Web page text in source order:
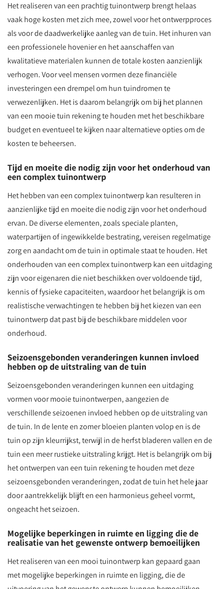
Het realiseren van een prachtig tuinontwerp brengt helaas
vaak hoge kosten met zich mee, zowel voor het ontwerpproces
als voor de daadwerkelijke aanleg van de tuin. Het inhuren van
een professionele hovenier en het aanschaffen van
kwalitatieve materialen kunnen de totale kosten aanzienlijk
verhogen. Voor veel mensen vormen deze financiële
investeringen een drempel om hun tuindromen te
verwezenlijken. Het is daarom belangrijk om bij het plannen
van een mooie tuin rekening te houden met het beschikbare
budget en eventueel te kijken naar alternatieve opties om de
kosten te beheersen.
Tijd en moeite die nodig zijn voor het onderhoud van
een complex tuinontwerp
Het hebben van een complex tuinontwerp kan resulteren in
aanzienlijke tijd en moeite die nodig zijn voor het onderhoud
ervan. De diverse elementen, zoals speciale planten,
waterpartijen of ingewikkelde bestrating, vereisen regelmatige
zorg en aandacht om de tuin in optimale staat te houden. Het
onderhouden van een complex tuinontwerp kan een uitdaging
zijn voor eigenaren die niet beschikken over voldoende tijd,
kennis of fysieke capaciteiten, waardoor het belangrijk is om
realistische verwachtingen te hebben bij het kiezen van een
tuinontwerp dat past bij de beschikbare middelen voor
onderhoud.
Seizoensgebonden veranderingen kunnen invloed
hebben op de uitstraling van de tuin
Seizoensgebonden veranderingen kunnen een uitdaging
vormen voor mooie tuinontwerpen, aangezien de
verschillende seizoenen invloed hebben op de uitstraling van
de tuin. In de lente en zomer bloeien planten volop en is de
tuin op zijn kleurrijkst, terwijl in de herfst bladeren vallen en de
tuin een meer rustieke uitstraling krijgt. Het is belangrijk om bij
het ontwerpen van een tuin rekening te houden met deze
seizoensgebonden veranderingen, zodat de tuin het hele jaar
door aantrekkelijk blijft en een harmonieus geheel vormt,
ongeacht het seizoen.
Mogelijke beperkingen in ruimte en ligging die de
realisatie van het gewenste ontwerp bemoeilijken
Het realiseren van een mooi tuinontwerp kan gepaard gaan
met mogelijke beperkingen in ruimte en ligging, die de